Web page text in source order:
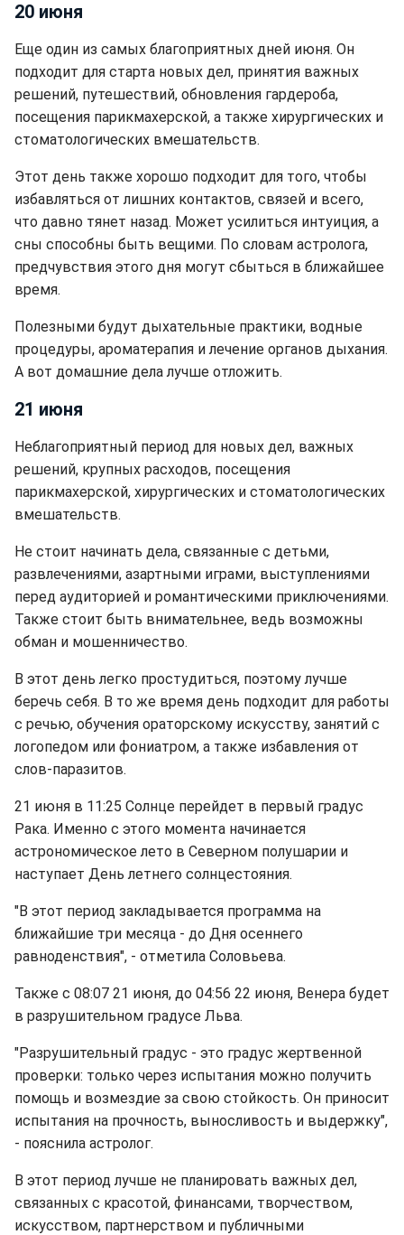
20 июня
Еще один из самых благоприятных дней июня. Он
подходит для старта новых дел, принятия важных
решений, путешествий, обновления гардероба,
посещения парикмахерской, а также хирургических и
стоматологических вмешательств.
Этот день также хорошо подходит для того, чтобы
избавляться от лишних контактов, связей и всего,
что давно тянет назад. Может усилиться интуиция, а
сны способны быть вещими. По словам астролога,
предчувствия этого дня могут сбыться в ближайшее
время.
Полезными будут дыхательные практики, водные
процедуры, ароматерапия и лечение органов дыхания.
А вот домашние дела лучше отложить.
21 июня
Неблагоприятный период для новых дел, важных
решений, крупных расходов, посещения
парикмахерской, хирургических и стоматологических
вмешательств.
Не стоит начинать дела, связанные с детьми,
развлечениями, азартными играми, выступлениями
перед аудиторией и романтическими приключениями.
Также стоит быть внимательнее, ведь возможны
обман и мошенничество.
В этот день легко простудиться, поэтому лучше
беречь себя. В то же время день подходит для работы
с речью, обучения ораторскому искусству, занятий с
логопедом или фониатром, а также избавления от
слов-паразитов.
21 июня в 11:25 Солнце перейдет в первый градус
Рака. Именно с этого момента начинается
астрономическое лето в Северном полушарии и
наступает День летнего солнцестояния.
"В этот период закладывается программа на
ближайшие три месяца - до Дня осеннего
равноденствия", - отметила Соловьева.
Также с 08:07 21 июня, до 04:56 22 июня, Венера будет
в разрушительном градусе Льва.
"Разрушительный градус - это градус жертвенной
проверки: только через испытания можно получить
помощь и возмездие за свою стойкость. Он приносит
испытания на прочность, выносливость и выдержку",
- пояснила астролог.
В этот период лучше не планировать важных дел,
связанных с красотой, финансами, творчеством,
искусством, партнерством и публичными